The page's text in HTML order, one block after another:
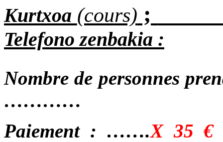
Kurtxoa (cours) ;
Telefono zenbakia :
Nombre de personnes
…………
Paiement : …….X 35 €